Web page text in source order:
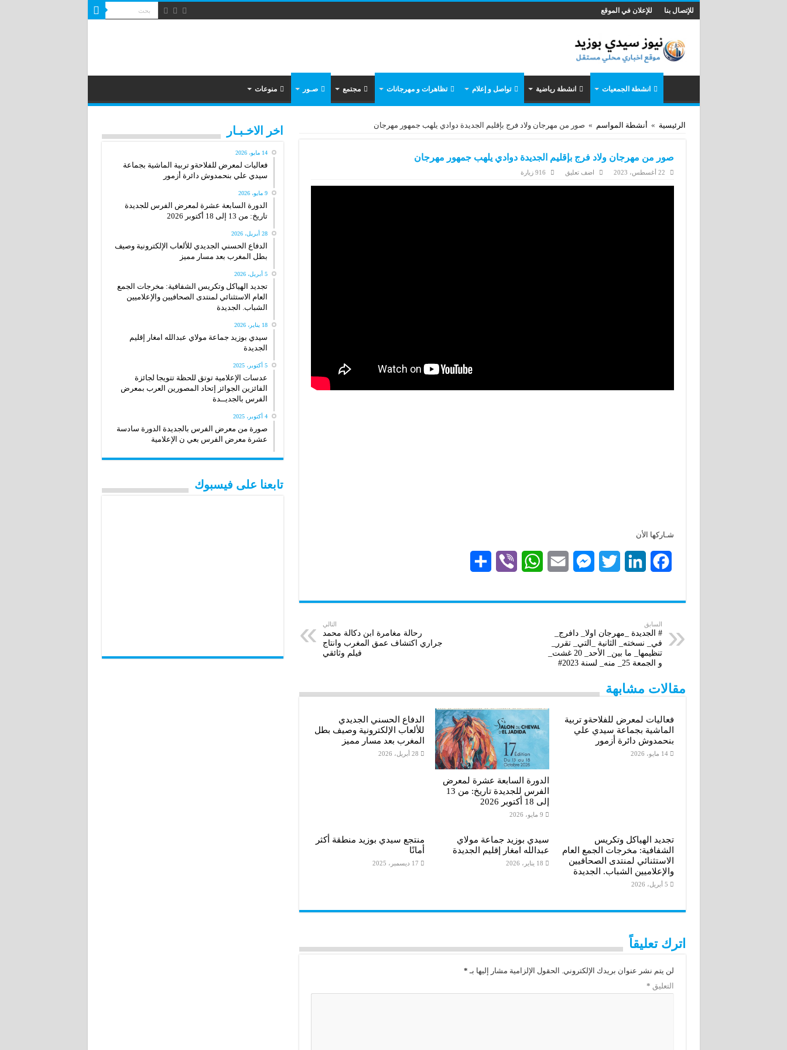
للإتصال بنا للإعلان في الموقع
انشطة الجمعيات انشطة رياضية تواصل و إعلام تظاهرات و مهرجانات مجتمع صـور منوعات
الرئيسية » أنشطة المواسم » صور من مهرجان ولاد فرج بإقليم الجديدة دوادي يلهب جمهور مهرجان
صور من مهرجان ولاد فرج بإقليم الجديدة دوادي يلهب جمهور مهرجان
22 أغسطس، 2023 اضف تعليق 916 زيارة
شـاركها الأن
c
e
b
o
o
n
e
d
I
i
t
e
M
s
e
n
a
W
a
p
b
a
السابق
# الجديدة _مهرجان اولا_ دافرج_
في_ نسخته_ الثانية _التي_ تقرر_
تنظيمها_ ما بين_ الأحد_ 20 غشت_
و الجمعة 25_ منه_ لسنة 2023#
التالي
رحالة مغامرة ابن دكالة محمد
جراري اكتشاف عمق المغرب وانتاج
فيلم وثائقي
مقالات مشابهة
فعاليات لمعرض للفلاحةو تربية
الماشية بجماعة سيدي علي
بنحمدوش دائرة أزمور
14 مايو، 2026
الدورة السابعة عشرة لمعرض
الفرس للجديدة تاريخ: من 13
إلى 18 أكتوبر 2026
9 مايو، 2026
الدفاع الحسني الجديدي
للألعاب الإلكترونية وصيف بطل
المغرب بعد مسار مميز
28 أبريل، 2026
تجديد الهياكل وتكريس
الشفافية: مخرجات الجمع العام
الاستثنائي لمنتدى الصحافيين
والإعلاميين الشباب. الجديدة
5 أبريل، 2026
سيدي بوزيد جماعة مولاي
عبدالله امغار إقليم الجديدة
18 يناير، 2026
منتجع سيدي بوزيد منطقة أكثر
أمانًا
17 ديسمبر، 2025
اترك تعليقاً
لن يتم نشر عنوان بريدك الإلكتروني. الحقول الإلزامية مشار إليها بـ *
التعليق *
اخر الاخـبـار
14 مايو، 2026
فعاليات لمعرض للفلاحةو تربية الماشية بجماعة
سيدي علي بنحمدوش دائرة أزمور
9 مايو، 2026
الدورة السابعة عشرة لمعرض الفرس للجديدة
تاريخ: من 13 إلى 18 أكتوبر 2026
28 أبريل، 2026
الدفاع الحسني الجديدي للألعاب الإلكترونية وصيف
بطل المغرب بعد مسار مميز
5 أبريل، 2026
تجديد الهياكل وتكريس الشفافية: مخرجات الجمع
العام الاستثنائي لمنتدى الصحافيين والإعلاميين
الشباب. الجديدة
18 يناير، 2026
سيدي بوزيد جماعة مولاي عبدالله امغار إقليم
الجديدة
5 أكتوبر، 2025
عدسات الإعلامية توتق للحظة تتويجا لجائزة
الفائزين الجوائز إتحاد المصورين العرب بمعرض
الفرس بالجديــدة
4 أكتوبر، 2025
صورة من معرض الفرس بالجديدة الدورة سادسة
عشرة معرض الفرس بعي ن الإعلامية
تابعنا على فيسبوك